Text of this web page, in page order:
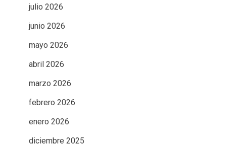
julio 2026
junio 2026
mayo 2026
abril 2026
marzo 2026
febrero 2026
enero 2026
diciembre 2025